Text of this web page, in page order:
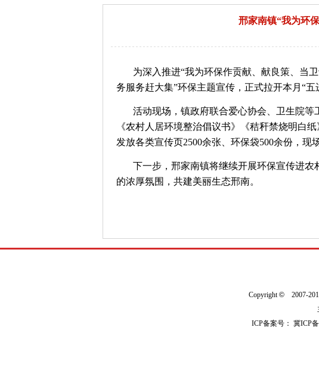
邢家南镇“我为环
为深入推进“我为环保作贡献、献良策、当
务服务赶大集”环保主题宣传，正式拉开本月“五
活动现场，镇政府联合爱心协会、卫生院
《农村人居环境整治倡议书》《秸秆禁烧明白
发放各类宣传页2500余张、环保袋500余份，现
下一步，邢家南镇将继续开展环保宣传进
的浓厚氛围，共建美丽生态邢南。
Copyright©2007-
ICP备案号： 冀ICP